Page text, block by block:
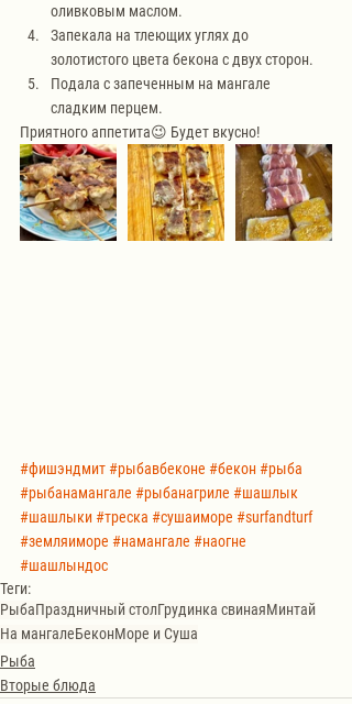
оливковым маслом.
Запекала на тлеющих углях до
золотистого цвета бекона с двух сторон.
Подала с запеченным на мангале
сладким перцем.
Приятного аппетита😉 Будет вкусно!
#фишэндмит#рыбавбеконе #бекон#рыба
#рыбанамангале #рыбанагриле #шашлык
#шашлыки#треска #сушаиморе #surfandturf
#земляиморе #намангале #наогне
#шашлындос
Теги:
РыбаПраздничный столГрудинка свинаяМинтай
На мангалеБеконМоре и Суша
Рыба
Вторые блюда